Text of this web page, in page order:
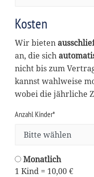
Kosten
Wir bieten
an, die sich
nicht bis zum
kannst wahlweise
wobei die jährliche
Anzahl Kinder*
Monatlich
1 Kind = 10,00 €